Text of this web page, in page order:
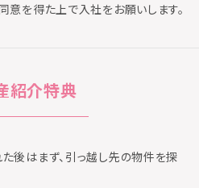
意を得た上で入社をお願いします。
紹介特典
後はまず、引っ越し先の物件を探